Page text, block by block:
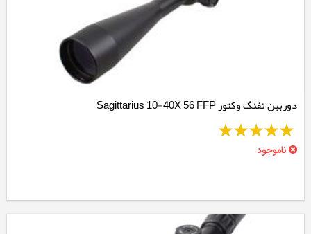
دوربین تفنگ وکتور Sagittarius 10-40X 56 FFP
ناموجود